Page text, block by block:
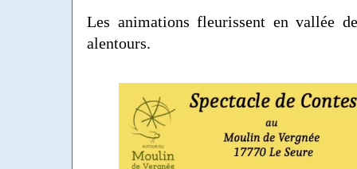
Les animations fleurissent en vallée
alentours.